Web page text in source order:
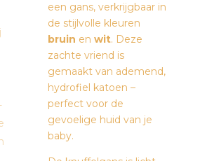
een gans, verkrijgbaar in
de stijlvolle kleuren
bruin enwit. Deze
zachte vriend is
gemaakt van ademend,
hydrofiel katoen –
perfect voor de
gevoelige huid van je
baby.